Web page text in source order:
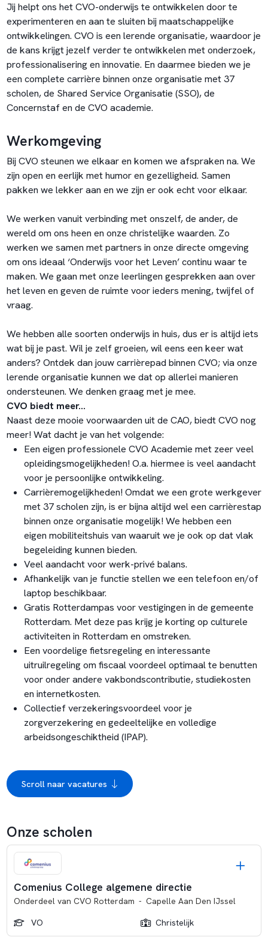
Jij helpt ons het CVO-onderwijs te ontwikkelen door te
experimenteren en aan te sluiten bij maatschappelijke
ontwikkelingen. CVO is een lerende organisatie, waardoor je
de kans krijgt jezelf verder te ontwikkelen met onderzoek,
professionalisering en innovatie. En daarmee bieden we je
een complete carrière binnen onze organisatie met 37
scholen, de Shared Service Organisatie (SSO), de
Concernstaf en de CVO academie.
Werkomgeving
Bij CVO steunen we elkaar en komen we afspraken na. We
zijn open en eerlijk met humor en gezelligheid. Samen
pakken we lekker aan en we zijn er ook echt voor elkaar.
We werken vanuit verbinding met onszelf, de ander, de
wereld om ons heen en onze christelijke waarden. Zo
werken we samen met partners in onze directe omgeving
om ons ideaal ‘Onderwijs voor het Leven’ continu waar te
maken. We gaan met onze leerlingen gesprekken aan over
het leven en geven de ruimte voor ieders mening, twijfel of
vraag.
We hebben alle soorten onderwijs in huis, dus er is altijd iets
wat bij je past. Wil je zelf groeien, wil eens een keer wat
anders? Ontdek dan jouw carrièrepad binnen CVO; via onze
lerende organisatie kunnen we dat op allerlei manieren
ondersteunen. We denken graag met je mee.
CVO biedt meer...
Naast deze mooie voorwaarden uit de CAO, biedt CVO nog
meer! Wat dacht je van het volgende:
Een eigen professionele CVO Academie met zeer veel
opleidingsmogelijkheden! O.a. hiermee is veel aandacht
voor je persoonlijke ontwikkeling.
Carrièremogelijkheden! Omdat we een grote werkgever
met 37 scholen zijn, is er bijna altijd wel een carrièrestap
binnen onze organisatie mogelijk! We hebben een
eigen mobiliteitshuis van waaruit we je ook op dat vlak
begeleiding kunnen bieden.
Veel aandacht voor werk-privé balans.
Afhankelijk van je functie stellen we een telefoon en/of
laptop beschikbaar.
Gratis Rotterdampas voor vestigingen in de gemeente
Rotterdam. Met deze pas krijg je korting op culturele
activiteiten in Rotterdam en omstreken.
Een voordelige fietsregeling en interessante
uitruilregeling om fiscaal voordeel optimaal te benutten
voor onder andere vakbondscontributie, studiekosten
en internetkosten.
Collectief verzekeringsvoordeel voor je
zorgverzekering en gedeeltelijke en volledige
arbeidsongeschiktheid (IPAP).
Scroll naar vacatures
Onze scholen
Comenius College algemene directie
Onderdeel van CVO Rotterdam - Capelle Aan Den IJssel
VO
Christelijk